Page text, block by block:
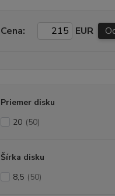
Cena: EUR
Priemer disku
20 (50)
Šírka disku
8,5 (50)